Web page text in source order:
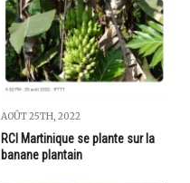
AOÛT 25TH, 2022
RCI Martinique se plante sur la
banane plantain